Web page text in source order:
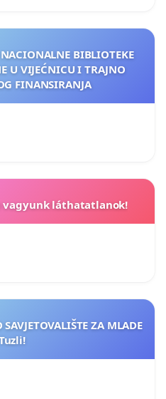
BIBLIOTEKE
U VIJEĆNICU I TRAJNO
FINANSIRANJA
láthatatlanok!
ZA MLADE